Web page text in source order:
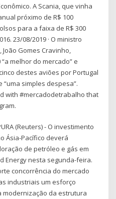
A Scania, que vinha
próximo de R$ 100
para a faixa de R$ 300
23/08/2019 · O ministro
Gomes Cravinho,
melhor do mercado” e
destes aviões por Portugal
“uma simples despesa”.
with #mercadodetrabalho that
(Reuters) - O investimento
Ásia-Pacífico deverá
de petróleo e gás em
Energy nesta segunda-feira.
concorrência do mercado
industriais um esforço
modernização da estrutura